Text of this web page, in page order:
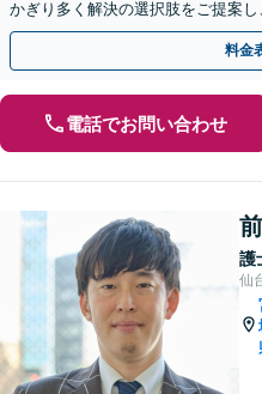
かぎり多く解決の選択肢をご提案し
料金
電話でお問い合わせ
護
仙